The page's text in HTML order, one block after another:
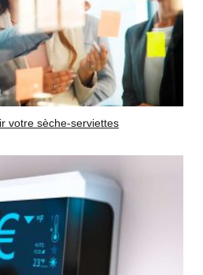
votre sèche-serviettes